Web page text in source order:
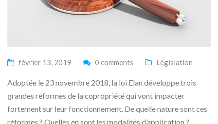
février 13, 2019 - 0 comments - Législation
Adoptée le 23 novembre 2018, la loi Elan développe trois
grandes réformes de la copropriété qui vont impacter
fortement sur leur fonctionnement. De quelle nature sont ces
réformes ? Quelles en sont les modalités d’application ?